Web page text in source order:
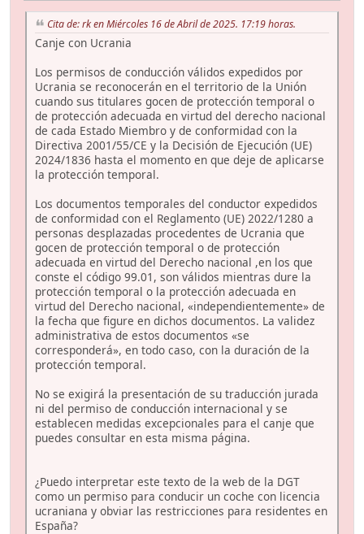
Cita de: rk en Miércoles 16 de Abril de 2025. 17:19 horas.
Canje con Ucrania
Los permisos de conducción válidos expedidos por
Ucrania se reconocerán en el territorio de la Unión
cuando sus titulares gocen de protección temporal o
de protección adecuada en virtud del derecho nacional
de cada Estado Miembro y de conformidad con la
Directiva 2001/55/CE y la Decisión de Ejecución (UE)
2024/1836 hasta el momento en que deje de aplicarse
la protección temporal.
Los documentos temporales del conductor expedidos
de conformidad con el Reglamento (UE) 2022/1280 a
personas desplazadas procedentes de Ucrania que
gocen de protección temporal o de protección
adecuada en virtud del Derecho nacional ,en los que
conste el código 99.01, son válidos mientras dure la
protección temporal o la protección adecuada en
virtud del Derecho nacional, «independientemente» de
la fecha que figure en dichos documentos. La validez
administrativa de estos documentos «se
corresponderá», en todo caso, con la duración de la
protección temporal.
No se exigirá la presentación de su traducción jurada
ni del permiso de conducción internacional y se
establecen medidas excepcionales para el canje que
puedes consultar en esta misma página.
¿Puedo interpretar este texto de la web de la DGT
como un permiso para conducir un coche con licencia
ucraniana y obviar las restricciones para residentes en
España?